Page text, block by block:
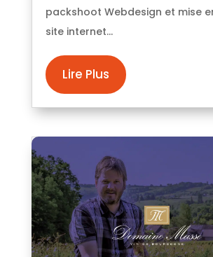
packshoot Webdesign et mise
site internet...
Lire Plus